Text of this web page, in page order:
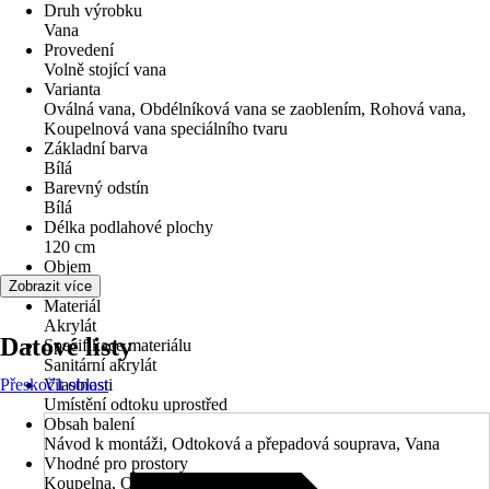
Druh výrobku
Vana
Provedení
Volně stojící vana
Varianta
Oválná vana, Obdélníková vana se zaoblením, Rohová vana,
Koupelnová vana speciálního tvaru
Základní barva
Bílá
Barevný odstín
Bílá
Délka podlahové plochy
120 cm
Objem
295 l
Materiál
Akrylát
Specifikace materiálu
Sanitární akrylát
Vlastnosti
Umístění odtoku uprostřed
Obsah balení
Návod k montáži, Odtoková a přepadová souprava, Vana
Vhodné pro prostory
Koupelna, Oblast wellness
Zobrazit více
Datové listy
Přeskočit oblast